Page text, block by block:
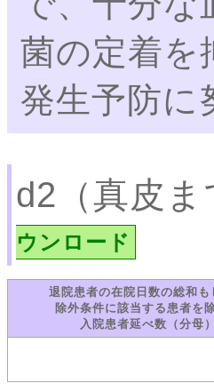
菌の定着を
発生予防に
d2（真皮
ウンロード
退院患者の在院日数の総和も
除外条件に該当する患者を
入院患者延べ数（分母）